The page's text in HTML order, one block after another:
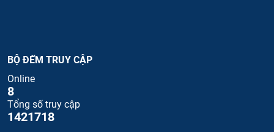
BỘ ĐẾM TRUY CẬP
Online
8
Tổng số truy cập
1421718